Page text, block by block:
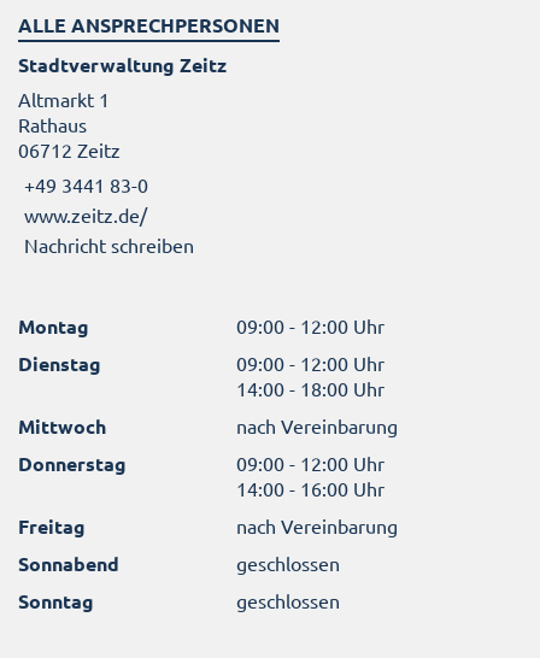
ALLE ANSPRECHPERSONEN
Stadtverwaltung Zeitz
Altmarkt 1
Rathaus
06712 Zeitz
+49 3441 83-0
www.zeitz.de/
Nachricht schreiben
Montag 09:00 - 12:00 Uhr
Dienstag
09:00 - 12:00 Uhr
14:00 - 18:00 Uhr
Mittwoch nach Vereinbarung
Donnerstag
09:00 - 12:00 Uhr
14:00 - 16:00 Uhr
Freitag nach Vereinbarung
Sonnabend geschlossen
Sonntag geschlossen